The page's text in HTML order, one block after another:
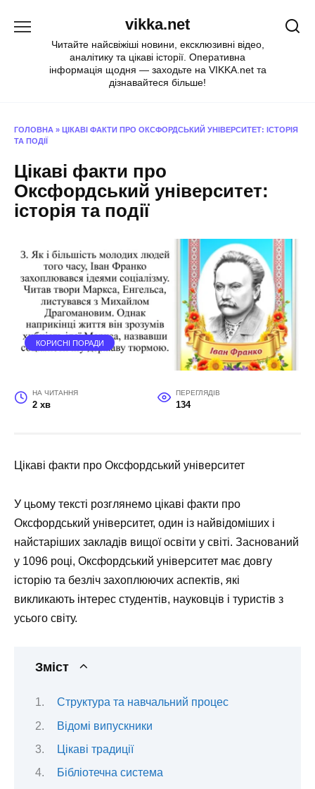
vikka.net
Читайте найсвіжіші новини, ексклюзивні відео,
аналітику та цікаві історії. Оперативна
інформація щодня — заходьте на VIKKA.net та
дізнавайтеся більше!
ГОЛОВНА » ЦІКАВІ ФАКТИ ПРО ОКСФОРДСЬКИЙ УНІВЕРСИТЕТ: ІСТОРІЯ
ТА ПОДІЇ
Цікаві факти про
Оксфордський університет:
історія та події
КОРИСНІ ПОРАДИ
НА ЧИТАННЯ
2 хв
ПЕРЕГЛЯДІВ
134
Цікаві факти про Оксфордський університет
У цьому тексті розглянемо цікаві факти про
Оксфордський університет, один із найвідоміших і
найстаріших закладів вищої освіти у світі. Заснований
у 1096 році, Оксфордський університет має довгу
історію та безліч захоплюючих аспектів, які
викликають інтерес студентів, науковців і туристів з
усього світу.
Зміст
Структура та навчальний процес
Відомі випускники
Цікаві традиції
Бібліотечна система